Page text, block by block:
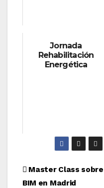
Jornada
Rehabilitación
Energética
Navegación
Master Class sobre
BIM en Madrid